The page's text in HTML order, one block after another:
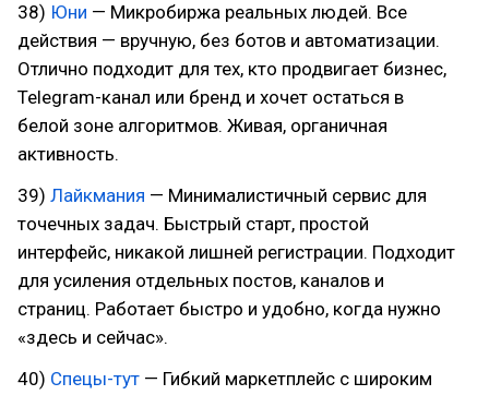
38) Юни — Микробиржа реальных людей. Все
действия — вручную, без ботов и автоматизации.
Отлично подходит для тех, кто продвигает бизнес,
Telegram-канал или бренд и хочет остаться в
белой зоне алгоритмов. Живая, органичная
активность.
39) Лайкмания — Минималистичный сервис для
точечных задач. Быстрый старт, простой
интерфейс, никакой лишней регистрации. Подходит
для усиления отдельных постов, каналов и
страниц. Работает быстро и удобно, когда нужно
«здесь и сейчас».
40) Спецы-тут — Гибкий маркетплейс с широким